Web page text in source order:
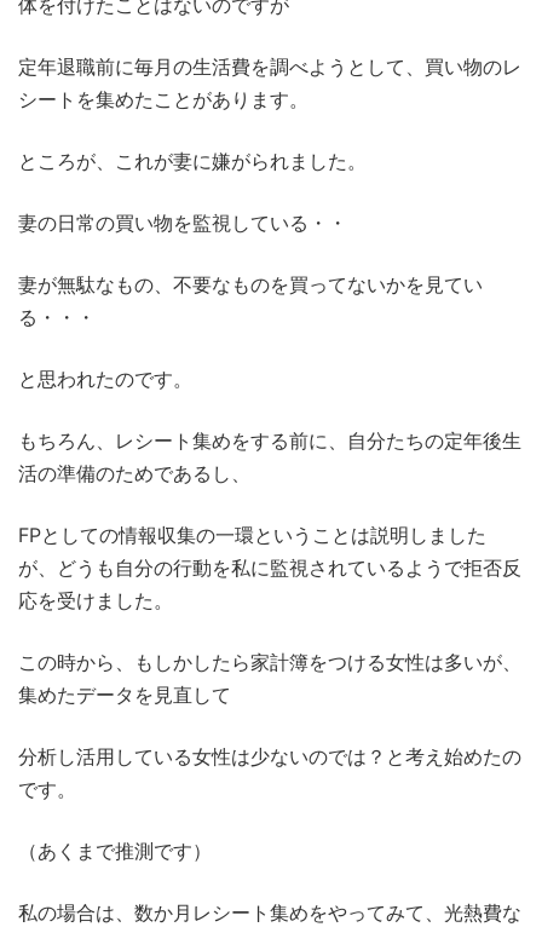
体を付けたことはないのですが
定年退職前に毎月の生活費を調べようとして、買い物のレ
シートを集めたことがあります。
ところが、これが妻に嫌がられました。
妻の日常の買い物を監視している・・
妻が無駄なもの、不要なものを買ってないかを見てい
る・・・
と思われたのです。
もちろん、レシート集めをする前に、自分たちの定年後生
活の準備のためであるし、
FPとしての情報収集の一環ということは説明しました
が、どうも自分の行動を私に監視されているようで拒否反
応を受けました。
この時から、もしかしたら家計簿をつける女性は多いが、
集めたデータを見直して
分析し活用している女性は少ないのでは？と考え始めたの
です。
（あくまで推測です）
私の場合は、数か月レシート集めをやってみて、光熱費な